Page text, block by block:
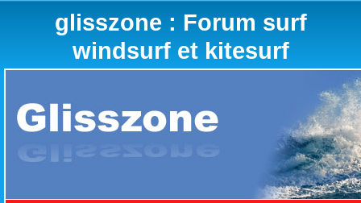
glisszone : Forum surf
windsurf et kitesurf